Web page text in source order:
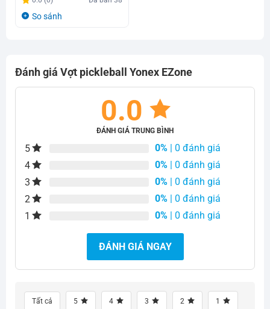
So sánh
Đánh giá Vợt pickleball Yonex EZone
0.0
ĐÁNH GIÁ TRUNG BÌNH
5 0% | 0 đánh giá
4
0% | 0 đánh giá
3
0% | 0 đánh giá
2
0% | 0 đánh giá
1
0% | 0 đánh giá
ĐÁNH GIÁ NGAY
Tất cả 5 4 3 2 1